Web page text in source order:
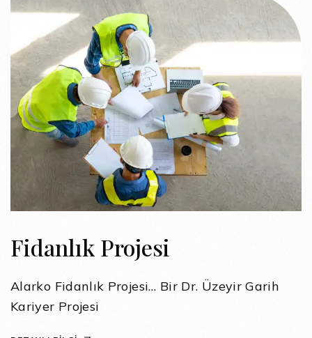
Fidanlık Projesi
Alarko Fidanlık Projesi… Bir Dr. Üzeyir Garih
Kariyer Projesi